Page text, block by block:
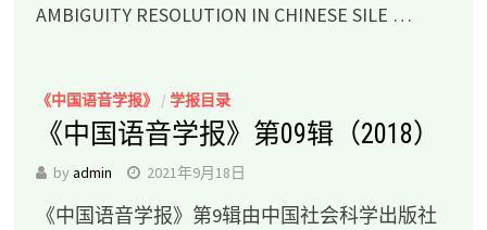
AMBIGUITY RESOLUTION IN CHINESE SILE …
《中国语音学报》 / 学报目录
《中国语音学报》第09辑（2018）
by admin 2021年9月18日
《中国语音学报》第9辑由中国社会科学出版社